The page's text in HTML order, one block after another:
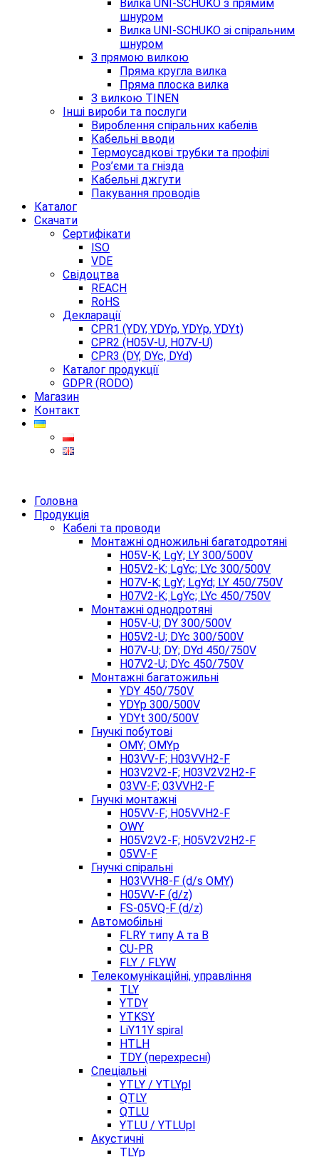
Вилка UNI-SCHUKO з прямим
шнуром
Вилка UNI-SCHUKO зі спіральним
шнуром
З прямою вилкою
Пряма кругла вилка
Пряма плоска вилка
З вилкою TINEN
Інші вироби та послуги
Вироблення спіральних кабелів
Кабельні вводи
Термоусадкові трубки та профілі
Роз’єми та гнізда
Кабельні джгути
Пакування проводів
Каталог
Скачати
Сертифікати
ISO
VDE
Свідоцтва
REACH
RoHS
Декларації
CPR1 (YDY, YDYp, YDYp, YDYt)
CPR2 (H05V-U, H07V-U)
CPR3 (DY, DYc, DYd)
Каталог продукції
GDPR (RODO)
Магазин
Контакт
Головна
Продукція
Кабелі та проводи
Монтажні одножильні багатодротяні
H05V-K; LgY; LY 300/500V
H05V2-K; LgYc; LYc 300/500V
H07V-K; LgY; LgYd; LY 450/750V
H07V2-K; LgYc; LYc 450/750V
Монтажні однодротяні
H05V-U; DY 300/500V
H05V2-U; DYc 300/500V
H07V-U; DY; DYd 450/750V
H07V2-U; DYc 450/750V
Монтажні багатожильні
YDY 450/750V
YDYp 300/500V
YDYt 300/500V
Гнучкі побутові
OMY; OMYp
H03VV-F; H03VVH2-F
H03V2V2-F; H03V2V2H2-F
03VV-F; 03VVH2-F
Гнучкі монтажні
H05VV-F; H05VVH2-F
OWY
H05V2V2-F; H05V2V2H2-F
05VV-F
Гнучкі спіральні
H03VVH8-F (d/s OMY)
H05VV-F (d/z)
FS-05VQ-F (d/z)
Автомобільні
FLRY типу A та B
CU-PR
FLY / FLYW
Телекомунікаційні, управління
TLY
YTDY
YTKSY
LiY11Y spiral
HTLH
TDY (перехресні)
Спеціальні
YTLY / YTLYpl
QTLY
QTLU
YTLU / YTLUpl
Акустичні
TLYp